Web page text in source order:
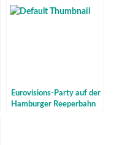
Eurovisions-Party auf der
Hamburger Reeperbahn